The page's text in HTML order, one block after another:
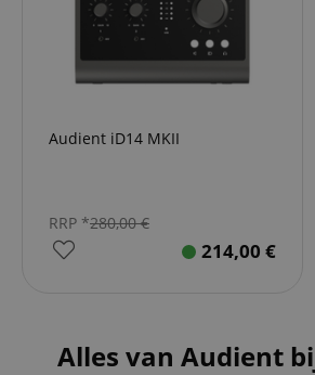
Audient iD14 MKII
RRP *280,00€
214,00 €
Alles van Audient